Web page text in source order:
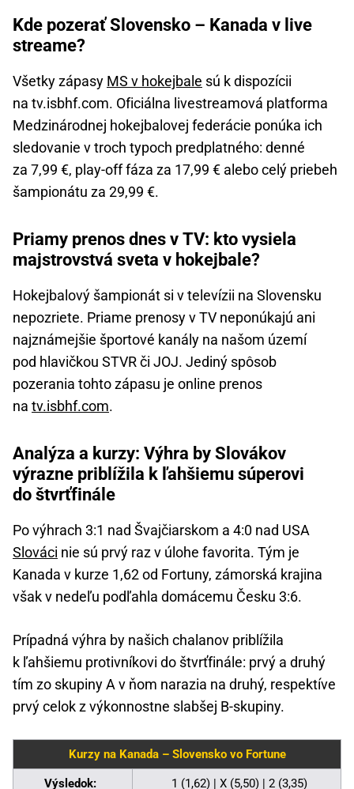
Kde pozerať Slovensko – Kanada v live
streame?
Všetky zápasy MS v hokejbale sú k dispozícii
na tv.isbhf.com. Oficiálna livestreamová platforma
Medzinárodnej hokejbalovej federácie ponúka ich
sledovanie v troch typoch predplatného: denné
za 7,99 €, play-off fáza za 17,99 € alebo celý priebeh
šampionátu za 29,99 €.
Priamy prenos dnes v TV: kto vysiela
majstrovstvá sveta v hokejbale?
Hokejbalový šampionát si v televízii na Slovensku
nepozriete. Priame prenosy v TV neponúkajú ani
najznámejšie športové kanály na našom území
pod hlavičkou STVR či JOJ. Jediný spôsob
pozerania tohto zápasu je online prenos
na tv.isbhf.com.
Analýza a kurzy: Výhra by Slovákov
výrazne priblížila k ľahšiemu súperovi
do štvrťfinále
Po výhrach 3:1 nad Švajčiarskom a 4:0 nad USA
Slováci nie sú prvý raz v úlohe favorita. Tým je
Kanada v kurze 1,62 od Fortuny, zámorská krajina
však v nedeľu podľahla domácemu Česku 3:6.
Prípadná výhra by našich chalanov priblížila
k ľahšiemu protivníkovi do štvrťfinále: prvý a druhý
tím zo skupiny A v ňom narazia na druhý, respektíve
prvý celok z výkonnostne slabšej B-skupiny.
Kurzy na Kanada – Slovensko vo Fortune
Výsledok: 1 (1,62) | X (5,50) | 2 (3,35)